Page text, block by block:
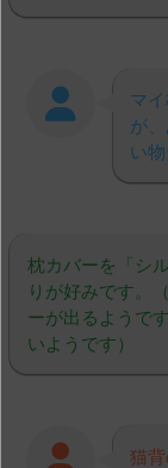
マ
が
い
枕カバーを「シ
りが好みです。
ーが出るようで
いようです）
猫